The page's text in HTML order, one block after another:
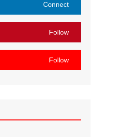
Connect
Follow
Follow